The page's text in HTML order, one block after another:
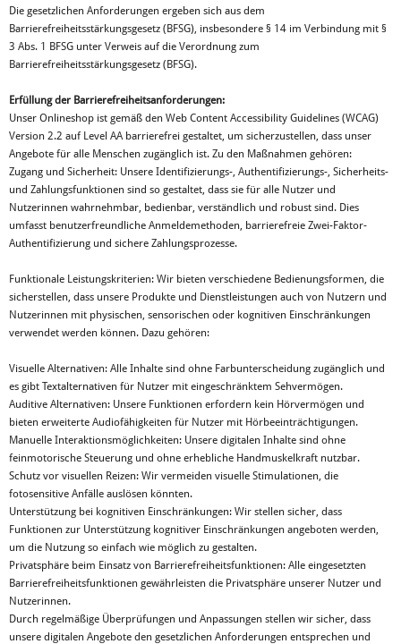
Die gesetzlichen Anforderungen ergeben sich aus dem
Barrierefreiheitsstärkungsgesetz (BFSG), insbesondere § 14 im Verbindung mit §
3 Abs. 1 BFSG unter Verweis auf die Verordnung zum
Barrierefreiheitsstärkungsgesetz (BFSG).
Erfüllung der Barrierefreiheitsanforderungen:
Unser Onlineshop ist gemäß den Web Content Accessibility Guidelines (WCAG)
Version 2.2 auf Level AA barrierefrei gestaltet, um sicherzustellen, dass unser
Angebote für alle Menschen zugänglich ist. Zu den Maßnahmen gehören:
Zugang und Sicherheit: Unsere Identifizierungs-, Authentifizierungs-, Sicherheits-
und Zahlungsfunktionen sind so gestaltet, dass sie für alle Nutzer und
Nutzerinnen wahrnehmbar, bedienbar, verständlich und robust sind. Dies
umfasst benutzerfreundliche Anmeldemethoden, barrierefreie Zwei-Faktor-
Authentifizierung und sichere Zahlungsprozesse.
Funktionale Leistungskriterien: Wir bieten verschiedene Bedienungsformen, die
sicherstellen, dass unsere Produkte und Dienstleistungen auch von Nutzern und
Nutzerinnen mit physischen, sensorischen oder kognitiven Einschränkungen
verwendet werden können. Dazu gehören:
Visuelle Alternativen: Alle Inhalte sind ohne Farbunterscheidung zugänglich und
es gibt Textalternativen für Nutzer mit eingeschränktem Sehvermögen.
Auditive Alternativen: Unsere Funktionen erfordern kein Hörvermögen und
bieten erweiterte Audiofähigkeiten für Nutzer mit Hörbeeinträchtigungen.
Manuelle Interaktionsmöglichkeiten: Unsere digitalen Inhalte sind ohne
feinmotorische Steuerung und ohne erhebliche Handmuskelkraft nutzbar.
Schutz vor visuellen Reizen: Wir vermeiden visuelle Stimulationen, die
fotosensitive Anfälle auslösen könnten.
Unterstützung bei kognitiven Einschränkungen: Wir stellen sicher, dass
Funktionen zur Unterstützung kognitiver Einschränkungen angeboten werden,
um die Nutzung so einfach wie möglich zu gestalten.
Privatsphäre beim Einsatz von Barrierefreiheitsfunktionen: Alle eingesetzten
Barrierefreiheitsfunktionen gewährleisten die Privatsphäre unserer Nutzer und
Nutzerinnen.
Durch regelmäßige Überprüfungen und Anpassungen stellen wir sicher, dass
unsere digitalen Angebote den gesetzlichen Anforderungen entsprechen und